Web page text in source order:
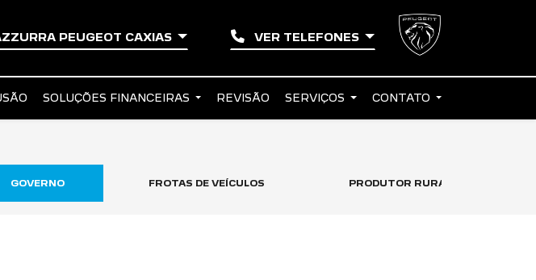
PEUGEOT CAXIAS VER TELEFONES
SOLUÇÕES FINANCEIRAS REVISÃO SERVIÇOS CONTATO
GOVERNO FROTAS DE VEÍCULOS PRODUTOR RURAL